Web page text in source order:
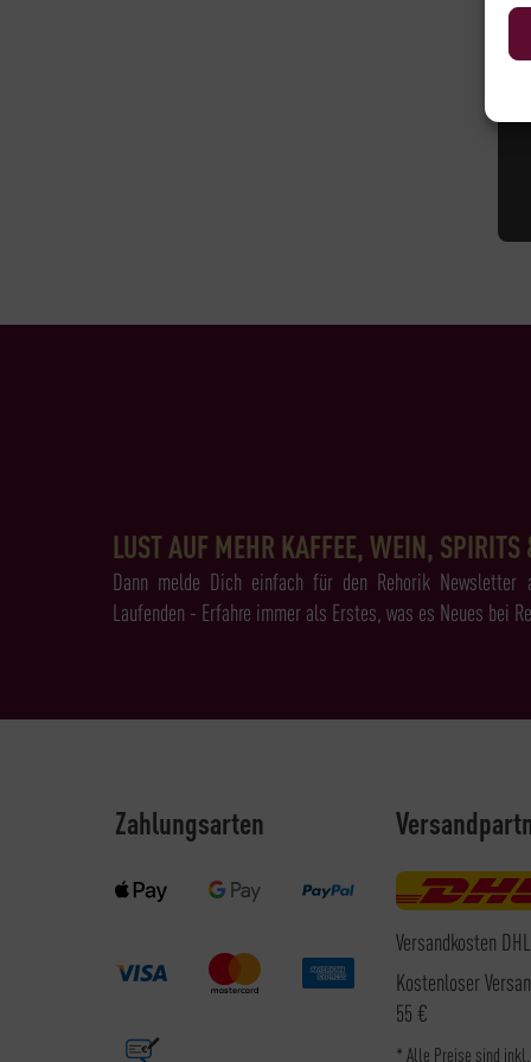
LUST AUF MEHR KAFFEE, WEIN, SPIRITS
Dann melde Dich einfach für den Rehorik
Laufenden - Erfahre immer als Erstes, was es Neues bei
Zahlungsarten
Versandkosten
Kostenloser
55 €
* Alle Preise sind inkl.